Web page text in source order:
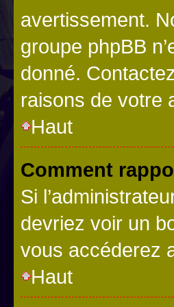
avertissement.
groupe phpBB
donné.
raisons de votre
Haut
Comment
Si
devriez voir un
vous accéderez
Haut